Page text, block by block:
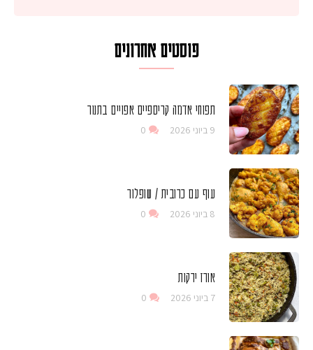
פוסטים אחרונים
תפוחי אדמה קריספיים אפויים בתנור
9 ביוני 2026 0
עוף עם כרובית / שופלור
8 ביוני 2026 0
אורז ירקות
7 ביוני 2026 0